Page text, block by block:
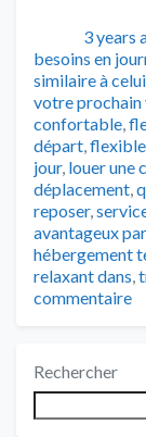
Publié3 years
besoins en
similaire à
votre prochain
confortable,
départ,flexible
jour, louer une
déplacement,
reposer,
avantageux
hébergement
relaxant dans,
commentaire
Rechercher